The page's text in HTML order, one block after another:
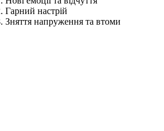
Гарний настрій
Зняття напруження та втоми